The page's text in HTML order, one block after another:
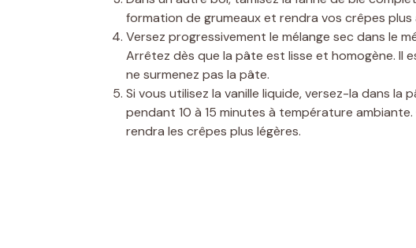
formation de grumeaux et rendra vos crêpes plus
Versez progressivement le mélange sec dans le
Arrêtez dès que la pâte est lisse et homogène. Il
ne surmenez pas la pâte.
Si vous utilisez la vanille liquide, versez-la dans la
pendant 10 à 15 minutes à température
rendra les crêpes plus légères.